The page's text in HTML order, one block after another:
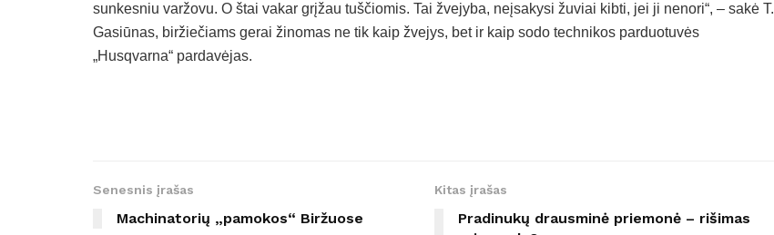
sunkesniu varžovu. O štai vakar grįžau tuščiomis. Tai žvejyba, neįsakysi žuviai kibti, jei ji nenori“, – sakė T.
Gasiūnas, biržiečiams gerai žinomas ne tik kaip žvejys, bet ir kaip sodo technikos parduotuvės
„Husqvarna“ pardavėjas.
Senesnis įrašas
Machinatorių „pamokos“ Biržuose
Kitas įrašas
Pradinukų drausminė priemonė – rišimas